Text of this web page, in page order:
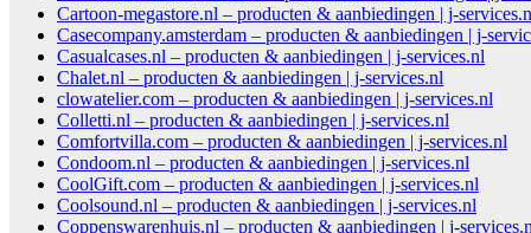
Cartoon-megastore.nl – producten & aanbiedingen | j-
Casecompany.amsterdam – producten & aanbiedingen | j-
Casualcases.nl – producten & aanbiedingen | j-services.nl
Chalet.nl – producten & aanbiedingen | j-services.nl
clowatelier.com – producten & aanbiedingen | j-services.nl
Colletti.nl – producten & aanbiedingen | j-services.nl
Comfortvilla.com – producten & aanbiedingen | j-services.nl
Condoom.nl – producten & aanbiedingen | j-services.nl
CoolGift.com – producten & aanbiedingen | j-services.nl
Coolsound.nl – producten & aanbiedingen | j-services.nl
Coppenswarenhuis.nl – producten & aanbiedingen | j-